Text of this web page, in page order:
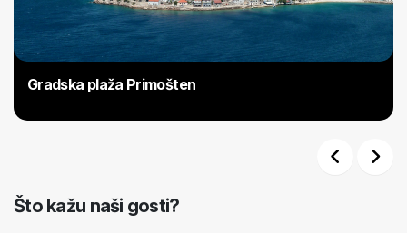
Gradska plaža Primošten
Što kažu naši gosti?